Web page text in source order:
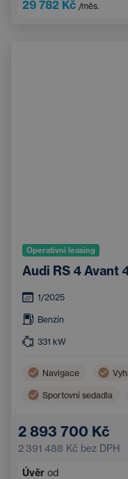
29 782 Kč /měs.
Operativní leasing
Audi RS 4 Avant
1/2025
Benzín
331 kW
Navigace
Sportovní sedadla
Elektricky
2 893 700 Kč
2 391 488 Kč bez DPH
Úvěr od